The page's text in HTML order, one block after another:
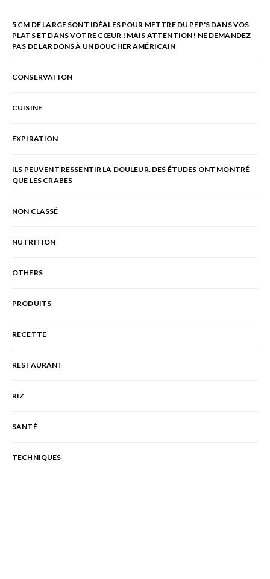
5 CM DE LARGE SONT IDÉALES POUR METTRE DU PEP'S DANS VOS
PLATS ET DANS VOTRE CŒUR ! MAIS ATTENTION ! NE DEMANDEZ
PAS DE LARDONS À UN BOUCHER AMÉRICAIN
CONSERVATION
CUISINE
EXPIRATION
ILS PEUVENT RESSENTIR LA DOULEUR. DES ÉTUDES ONT MONTRÉ
QUE LES CRABES
NON CLASSÉ
NUTRITION
OTHERS
PRODUITS
RECETTE
RESTAURANT
RIZ
SANTÉ
TECHNIQUES